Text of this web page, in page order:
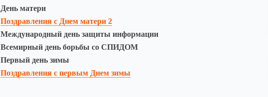
День матери
Поздравления с Днем матери 2
Международный день защиты информации
Всемирный день борьбы со СПИДОМ
Первый день зимы
Поздравления с первым Днем зимы